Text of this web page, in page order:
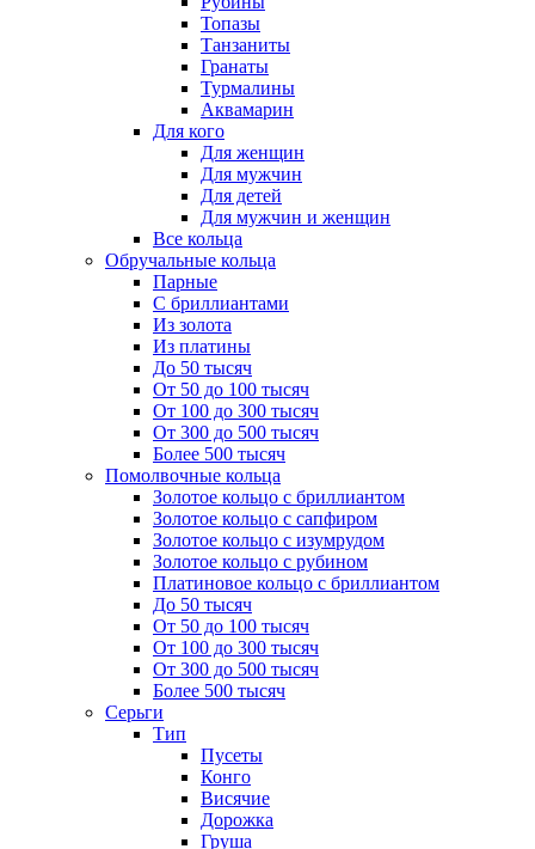
Топазы
Танзаниты
Гранаты
Турмалины
Аквамарин
Для кого
Для женщин
Для мужчин
Для детей
Для мужчин и женщин
Все кольца
Обручальные кольца
Парные
С бриллиантами
Из золота
Из платины
До 50 тысяч
От 50 до 100 тысяч
От 100 до 300 тысяч
От 300 до 500 тысяч
Более 500 тысяч
Помолвочные кольца
Золотое кольцо с бриллиантом
Золотое кольцо с сапфиром
Золотое кольцо с изумрудом
Золотое кольцо с рубином
Платиновое кольцо с бриллиантом
До 50 тысяч
От 50 до 100 тысяч
От 100 до 300 тысяч
От 300 до 500 тысяч
Более 500 тысяч
Серьги
Тип
Пусеты
Конго
Висячие
Дорожка
Груша